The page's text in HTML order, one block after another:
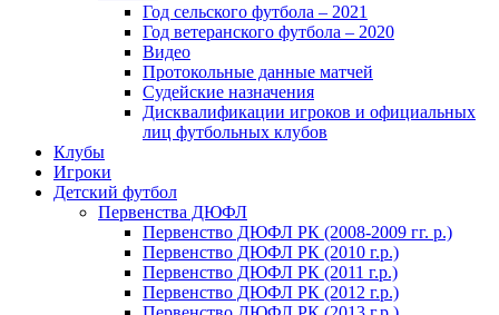
Год сельского футбола – 2021
Год ветеранского футбола – 2020
Видео
Протокольные данные матчей
Судейские назначения
Дисквалификации игроков и официальных
лиц футбольных клубов
Клубы
Игроки
Детский футбол
Первенства ДЮФЛ
Первенство ДЮФЛ РК (2008-2009 гг. р.)
Первенство ДЮФЛ РК (2010 г.р.)
Первенство ДЮФЛ РК (2011 г.р.)
Первенство ДЮФЛ РК (2012 г.р.)